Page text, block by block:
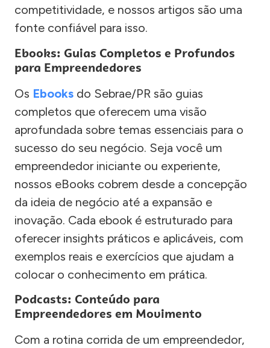
competitividade, e nossos artigos são uma
fonte confiável para isso.
Ebooks: Guias Completos e Profundos
para Empreendedores
Os Ebooks do Sebrae/PR são guias
completos que oferecem uma visão
aprofundada sobre temas essenciais para o
sucesso do seu negócio. Seja você um
empreendedor iniciante ou experiente,
nossos eBooks cobrem desde a concepção
da ideia de negócio até a expansão e
inovação. Cada ebook é estruturado para
oferecer insights práticos e aplicáveis, com
exemplos reais e exercícios que ajudam a
colocar o conhecimento em prática.
Podcasts: Conteúdo para
Empreendedores em Movimento
Com a rotina corrida de um empreendedor,